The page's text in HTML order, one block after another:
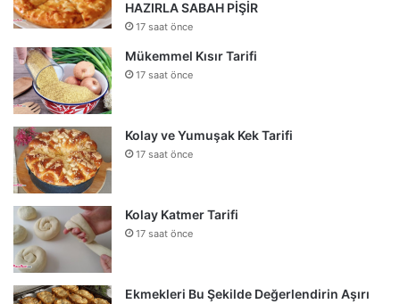
HAZIRLA SABAH PİŞİR
17 saat önce
Mükemmel Kısır Tarifi
17 saat önce
Kolay ve Yumuşak Kek Tarifi
17 saat önce
Kolay Katmer Tarifi
17 saat önce
Ekmekleri Bu Şekilde Değerlendirin Aşırı